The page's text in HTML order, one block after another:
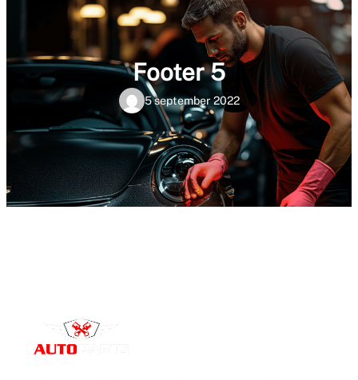
Footer 5
5 september 2022